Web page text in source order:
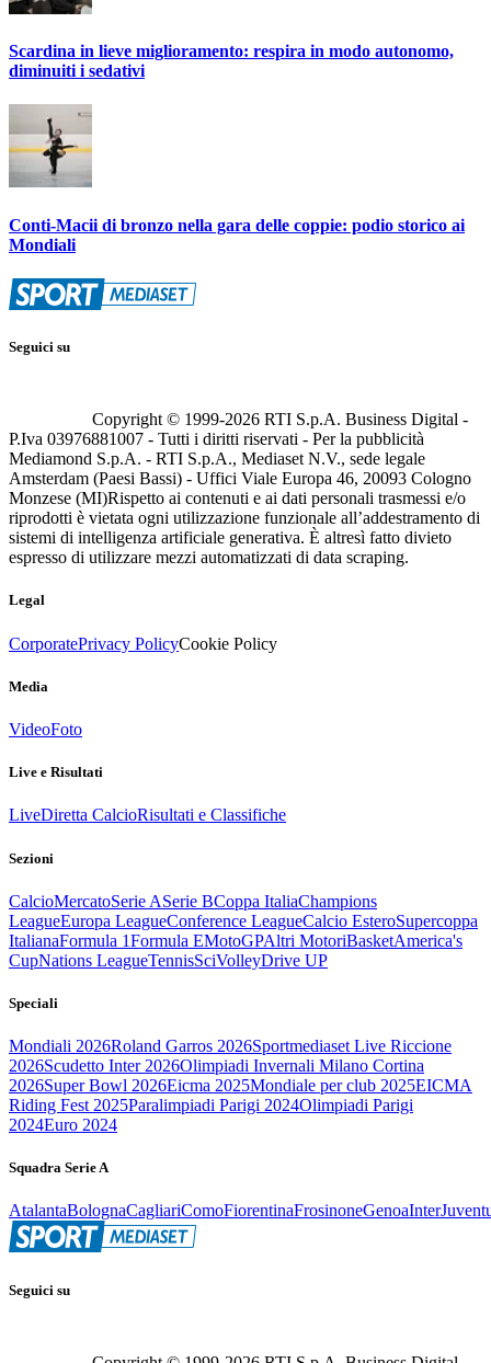
Scardina in lieve miglioramento: respira in modo autonomo,
diminuiti i sedativi
Conti-Macii di bronzo nella gara delle coppie: podio storico ai
Mondiali
Seguici su
Copyright © 1999-2026 RTI S.p.A. Business Digital -
P.Iva 03976881007 - Tutti i diritti riservati - Per la pubblicità
Mediamond S.p.A. - RTI S.p.A., Mediaset N.V., sede legale
Amsterdam (Paesi Bassi) - Uffici Viale Europa 46, 20093 Cologno
Monzese (MI)Rispetto ai contenuti e ai dati personali trasmessi e/o
riprodotti è vietata ogni utilizzazione funzionale all’addestramento di
sistemi di intelligenza artificiale generativa. È altresì fatto divieto
espresso di utilizzare mezzi automatizzati di data scraping.
Legal
CorporatePrivacy PolicyCookie Policy
Media
VideoFoto
Live e Risultati
LiveDiretta CalcioRisultati e Classifiche
Sezioni
CalcioMercatoSerie ASerie BCoppa ItaliaChampions
LeagueEuropa LeagueConference LeagueCalcio EsteroSupercoppa
ItalianaFormula 1Formula EMotoGPAltri MotoriBasketAmerica's
CupNations LeagueTennisSciVolleyDrive UP
Speciali
Mondiali 2026Roland Garros 2026Sportmediaset Live Riccione
2026Scudetto Inter 2026Olimpiadi Invernali Milano Cortina
2026Super Bowl 2026Eicma 2025Mondiale per club 2025EICMA
Riding Fest 2025Paralimpiadi Parigi 2024Olimpiadi Parigi
2024Euro 2024
Squadra Serie A
AtalantaBolognaCagliariComoFiorentinaFrosinoneGenoaInter
Seguici su